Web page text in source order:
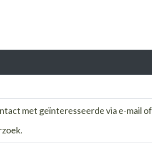
met geïnteresseerde via e-mail of